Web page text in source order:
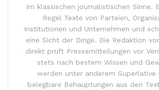
im klassischen journalistischen Sinne.
Regel Texte von Parteien,
Institutionen und Unternehmen und
eine Sicht der Dinge. Die Redaktion
direkt prüft Pressemitteilungen vor
stets nach bestem Wissen und
werden unter anderem Superlative
belegbare Behauptungen aus den